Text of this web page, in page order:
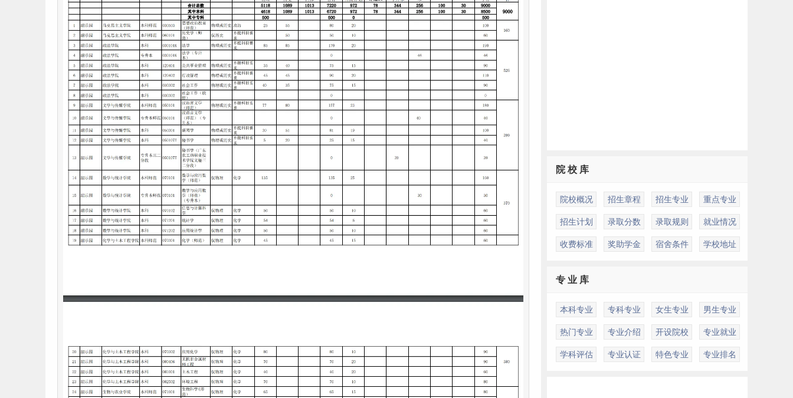
院 校 库
院校概况 招生章程 招生专业 重点专业
招生计划 录取分数 录取规则 就业情况
收费标准 奖助学金 宿舍条件 学校地址
专 业 库
本科专业 专科专业 女生专业 男生专业
热门专业 专业介绍 开设院校 专业就业
学科评估 专业认证 特色专业 专业排名